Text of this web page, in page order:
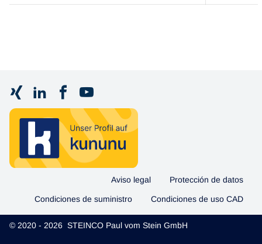
Aviso legal Protección de datos
Condiciones de suministro Condiciones de uso CAD
© 2020 - 2026 STEINCO Paul vom Stein GmbH